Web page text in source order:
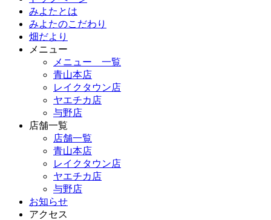
みよたとは
みよたのこだわり
畑だより
メニュー
メニュー 一覧
青山本店
レイクタウン店
ヤエチカ店
与野店
店舗一覧
店舗一覧
青山本店
レイクタウン店
ヤエチカ店
与野店
お知らせ
アクセス